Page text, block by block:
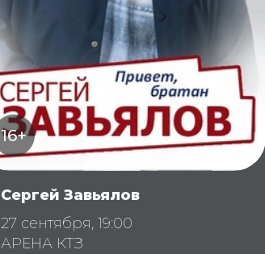
16+
Сергей Завьялов
27 сентября, 19:00
АРЕНА КТЗ